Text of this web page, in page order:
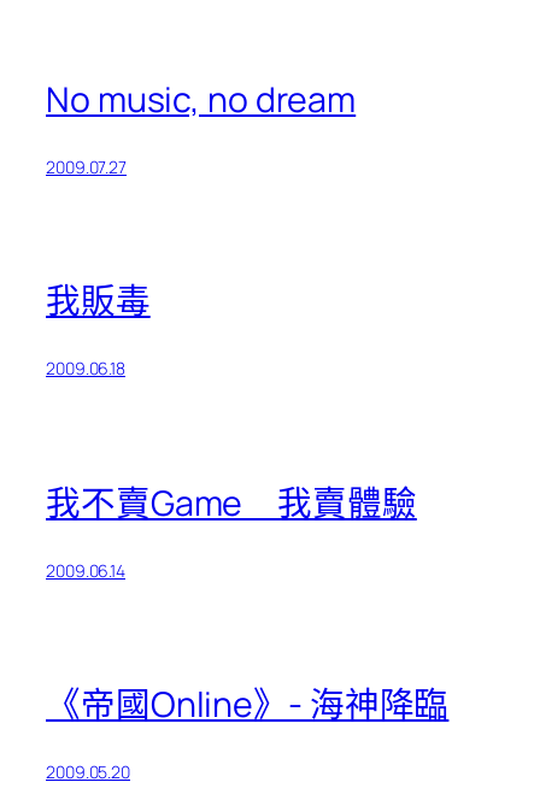
No music, no dream
2009.07.27
我販毒
2009.06.18
我不賣Game 我賣體驗
2009.06.14
《帝國Online》- 海神降臨
2009.05.20